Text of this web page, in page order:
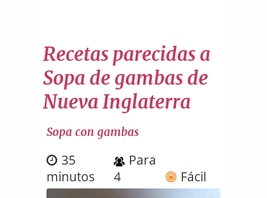
Recetas parecidas a
Sopa de gambas de
Nueva Inglaterra
Sopa con gambas
35
minutos
Para
4
Fácil